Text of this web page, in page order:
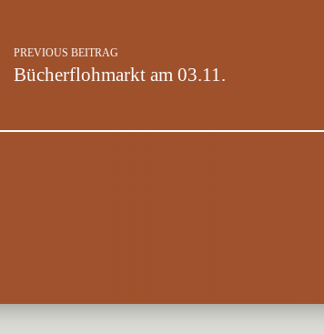
PREVIOUS BEITRAG
Bücherflohmarkt am 03.11.